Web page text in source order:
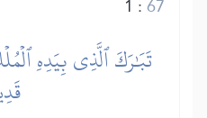
تَبَٰرَكَ ٱلَّذِي بِيَدِهِ